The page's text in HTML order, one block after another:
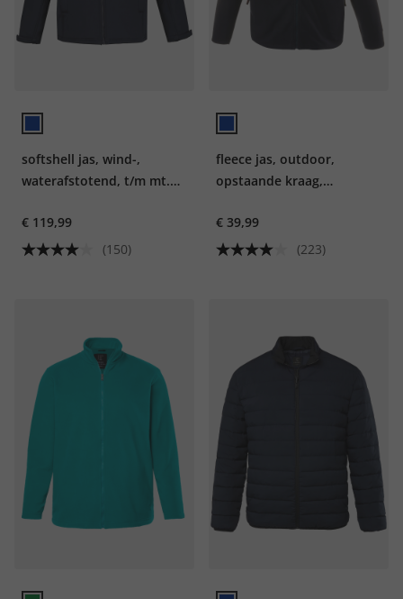
softshell jas, wind-,
waterafstotend, t/m mt.
€ 119,99
(150)
fleece jas, outdoor,
opstaande kraag,
€ 39,99
(223)